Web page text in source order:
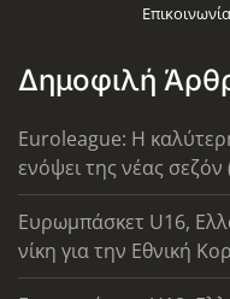
Δημοφιλή
Euroleague: Η
ενόψει της νέας σεζόν
Ευρωμπάσκετ U16,
νίκη για την Εθνική